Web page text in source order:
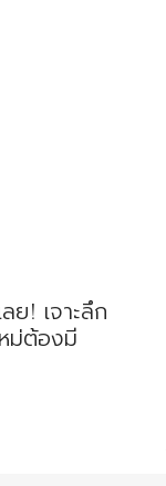
ย! เจาะลึก
ม่ต้องมี